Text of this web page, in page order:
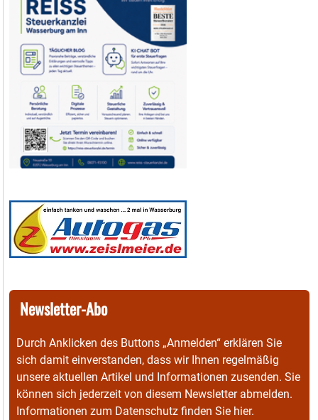
Newsletter-Abo
Durch Anklicken des Buttons „Anmelden“ erklären Sie
sich damit einverstanden, dass wir Ihnen regelmäßig
unsere aktuellen Artikel und Informationen zusenden. Sie
können sich jederzeit von diesem Newsletter abmelden.
Informationen zum Datenschutz finden Sie hier.